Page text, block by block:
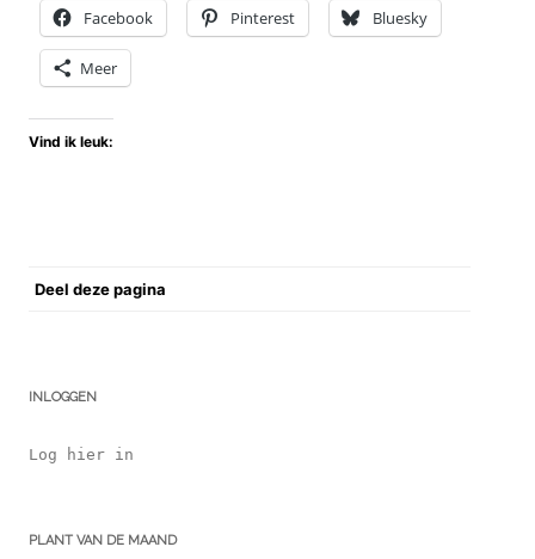
Facebook Pinterest Bluesky
Meer
Vind ik leuk:
Deel deze pagina
INLOGGEN
Log hier in
PLANT VAN DE MAAND